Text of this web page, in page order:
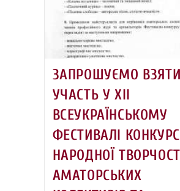
ЗАПРОШУЄМО ВЗЯТИ
УЧАСТЬ У ХІІ
ВСЕУКРАЇНСЬКОМУ
ФЕСТИВАЛІ
НАРОДНОЇ
АМАТОРСЬКИХ